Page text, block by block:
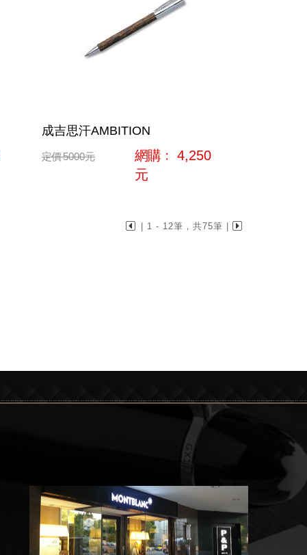
成吉思汗AMBITION
定價5000元 網購﹕ 4,250
元
| 1 - 12筆，共75筆 |